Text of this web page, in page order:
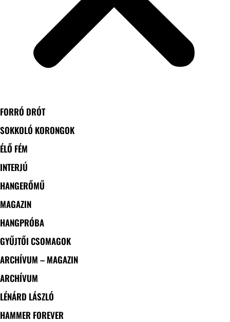
FORRÓ DRÓT
SOKKOLÓ KORONGOK
ÉLŐ FÉM
INTERJÚ
HANGERŐMŰ
MAGAZIN
HANGPRÓBA
GYŰJTŐI CSOMAGOK
ARCHÍVUM – MAGAZIN
ARCHÍVUM
LÉNÁRD LÁSZLÓ
HAMMER FOREVER